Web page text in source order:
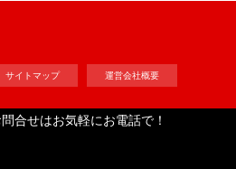
合せはお気軽にお電話で！
サイトマップ 運営会社概要